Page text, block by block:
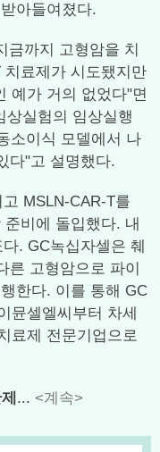
아들여졌다.
금까지 고형암을 치
료제가 시도됐지만
예가 거의 없었다"면
상실험의 임상실행
소이식 모델에서 나
다"고 설명했다.
MSLN-CAR-T를
비에 돌입했다. 내
. GC녹십자셀은 췌
른 고형암으로 파이
한다. 이를 통해 GC
뮨셀엘씨부터 차세
료제 전문기업으로
... <계속>